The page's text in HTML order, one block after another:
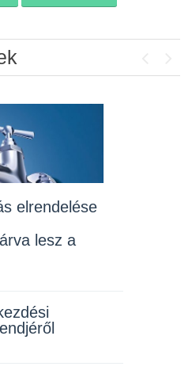
elrendelése
lesz a
kisegítő
téri